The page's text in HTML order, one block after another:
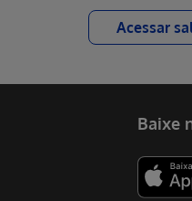
Acessar
Baixe